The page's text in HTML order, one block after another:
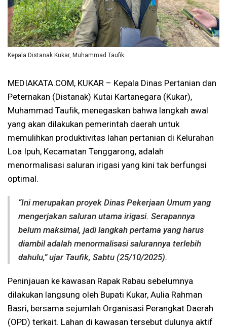
Kepala Distanak Kukar, Muhammad Taufik.
MEDIAKATA.COM, KUKAR – Kepala Dinas Pertanian dan
Peternakan (Distanak) Kutai Kartanegara (Kukar),
Muhammad Taufik, menegaskan bahwa langkah awal
yang akan dilakukan pemerintah daerah untuk
memulihkan produktivitas lahan pertanian di Kelurahan
Loa Ipuh, Kecamatan Tenggarong, adalah
menormalisasi saluran irigasi yang kini tak berfungsi
optimal.
“Ini merupakan proyek Dinas Pekerjaan Umum yang
mengerjakan saluran utama irigasi. Serapannya
belum maksimal, jadi langkah pertama yang harus
diambil adalah menormalisasi salurannya terlebih
dahulu,” ujar Taufik, Sabtu (25/10/2025).
Peninjauan ke kawasan Rapak Rabau sebelumnya
dilakukan langsung oleh Bupati Kukar, Aulia Rahman
Basri, bersama sejumlah Organisasi Perangkat Daerah
(OPD) terkait. Lahan di kawasan tersebut dulunya aktif